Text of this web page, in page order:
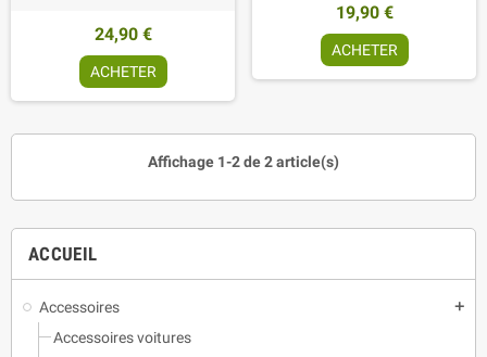
ACCUEIL
Accessoires add
Accessoires voitures
24,90 €
ACHETER
19,90 €
ACHETER
Affichage 1-2 de 2 article(s)